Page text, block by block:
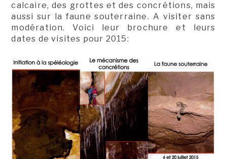
calcaire, des grottes et des concrétions, mais
aussi sur la faune souterraine. A visiter sans
modération. Voici leur brochure et leurs
dates de visites pour 2015: